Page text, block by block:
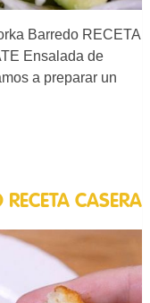
Barredo RECETA
Ensalada de
a preparar un
CASERA